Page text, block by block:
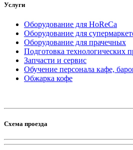
Услуги
Оборудование для HoReCa
Оборудование для
Оборудование для прачечных
Подготовка технологических
Запчасти и сервис
Обучение персонала кафе,
Обжарка кофе
Схема проезда